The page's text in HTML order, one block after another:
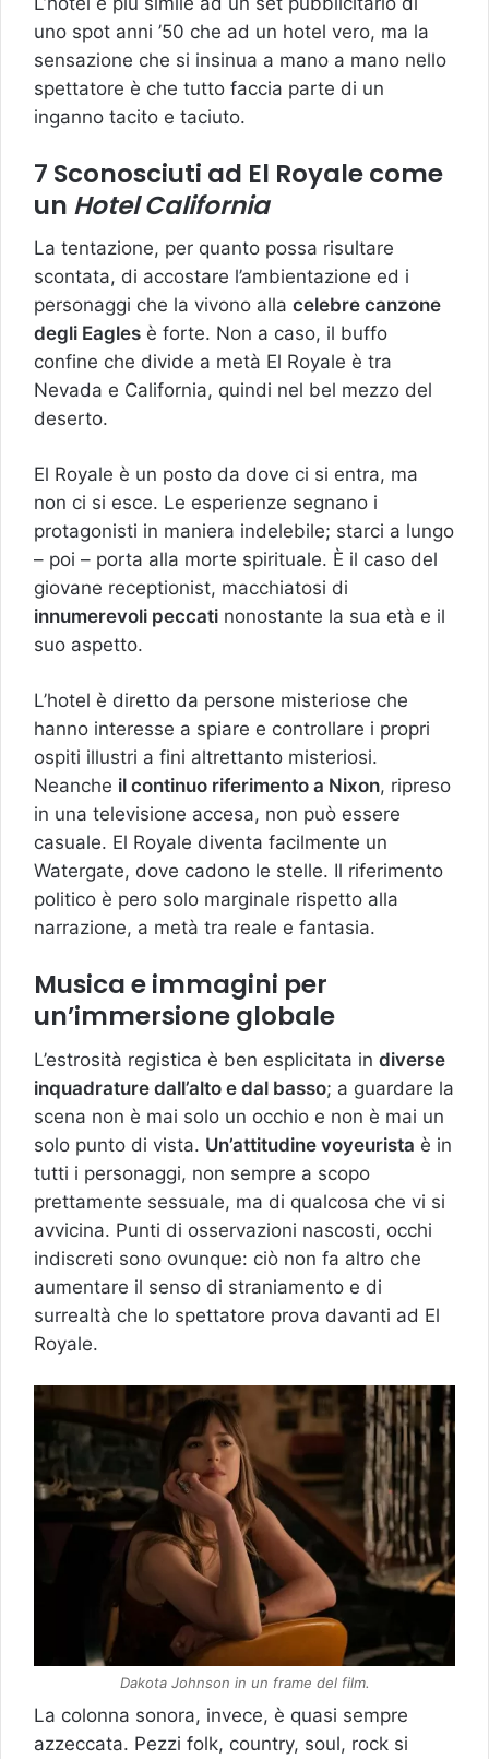
uno spot anni ’50 che ad un hotel vero, ma la
sensazione che si insinua a mano a mano nello
spettatore è che tutto faccia parte di un
inganno tacito e taciuto.
7 Sconosciuti ad El Royale come
un Hotel California
La tentazione, per quanto possa risultare
scontata, di accostare l’ambientazione ed i
personaggi che la vivono alla celebre canzone
degli Eagles è forte. Non a caso, il buffo
confine che divide a metà El Royale è tra
Nevada e California, quindi nel bel mezzo del
deserto.
El Royale è un posto da dove ci si entra, ma
non ci si esce. Le esperienze segnano i
protagonisti in maniera indelebile; starci a lungo
– poi – porta alla morte spirituale. È il caso del
giovane receptionist, macchiatosi di
innumerevoli peccati nonostante la sua età e il
suo aspetto.
L’hotel è diretto da persone misteriose che
hanno interesse a spiare e controllare i propri
ospiti illustri a fini altrettanto misteriosi.
Neanche il continuo riferimento a Nixon, ripreso
in una televisione accesa, non può essere
casuale. El Royale diventa facilmente un
Watergate, dove cadono le stelle. Il riferimento
politico è pero solo marginale rispetto alla
narrazione, a metà tra reale e fantasia.
Musica e immagini per
un’immersione globale
L’estrosità registica è ben esplicitata in diverse
inquadrature dall’alto e dal basso; a guardare la
scena non è mai solo un occhio e non è mai un
solo punto di vista. Un’attitudine voyeurista è in
tutti i personaggi, non sempre a scopo
prettamente sessuale, ma di qualcosa che vi si
avvicina. Punti di osservazioni nascosti, occhi
indiscreti sono ovunque: ciò non fa altro che
aumentare il senso di straniamento e di
surrealtà che lo spettatore prova davanti ad El
Royale.
Dakota Johnson in un frame del film.
La colonna sonora, invece, è quasi sempre
azzeccata. Pezzi folk, country, soul, rock si